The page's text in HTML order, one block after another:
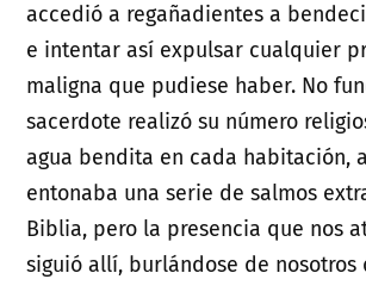
accedió a regañadientes a
e intentar así expulsar cualquier
maligna que pudiese haber. No
sacerdote realizó su número
agua bendita en cada habitación,
entonaba una serie de salmos
Biblia, pero la presencia que nos
siguió allí, burlándose de nosotros